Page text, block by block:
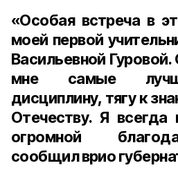
«Особая встреча в
моей первой
Васильевной
мне самые
дисциплину, тягу к
Отечеству. Я
огромной
сообщил врио